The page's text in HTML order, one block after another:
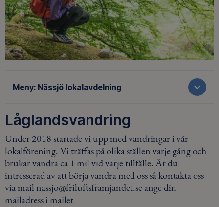
Meny: Nässjö lokalavdelning
Låglandsvandring
Under 2018 startade vi upp med vandringar i vår
lokalförening. Vi träffas på olika ställen varje gång och
brukar vandra ca 1 mil vid varje tillfälle. Är du
intresserad av att börja vandra med oss ​​så kontakta oss
via mail nassjo@friluftsframjandet.se ange din
mailadress i mailet